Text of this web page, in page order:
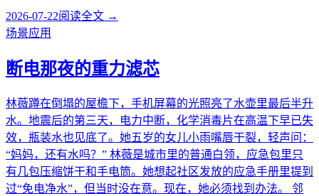
2026-07-22阅读全文 →
场景应用
断电那夜的重力滤芯
林薇蹲在倒塌的屋檐下，手机屏幕的光照亮了水壶里最后半升
水。地震后的第三天，电力中断，化学消毒片在高温下早已失
效，瓶装水也见底了。她五岁的女儿小雨嘴唇干裂，轻声问：
“妈妈，还有水吗？” 林薇是城市里的普通白领，应急包里只
有几包压缩饼干和手电筒。她想起社区发放的应急手册里提到
过“免电净水”，但当时没在意。现在，她必须找到办法。 邻